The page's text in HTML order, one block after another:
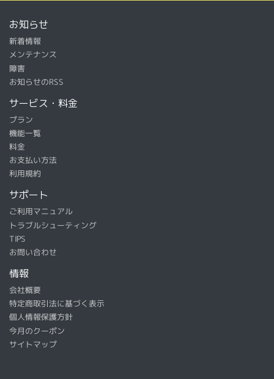
お知らせ
新着情報
メンテナンス
障害
お知らせのRSS
サービス・料金
プラン
機能一覧
料金
お支払い方法
利用規約
サポート
ご利用マニュアル
トラブルシューティング
TIPS
お問い合わせ
情報
会社概要
特定商取引法に基づく表示
個人情報保護方針
今月のクーポン
サイトマップ